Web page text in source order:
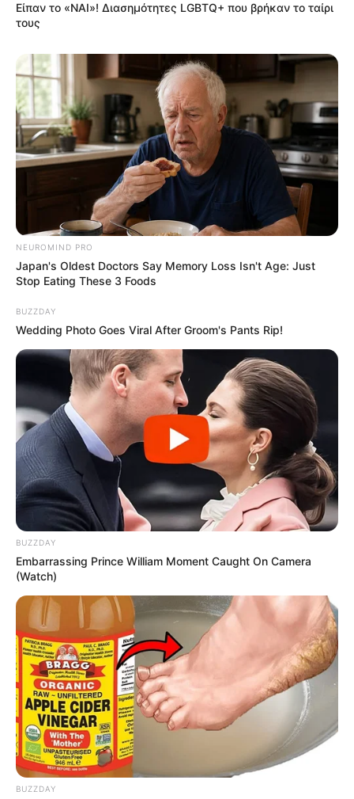
Είπαν το «ΝΑΙ»! Διασημότητες LGBTQ+ που βρήκαν το ταίρι
τους
NEUROMIND PRO
Japan's Oldest Doctors Say Memory Loss Isn't Age: Just
Stop Eating These 3 Foods
BUZZDAY
Wedding Photo Goes Viral After Groom's Pants Rip!
BUZZDAY
Embarrassing Prince William Moment Caught On Camera
(Watch)
BUZZDAY